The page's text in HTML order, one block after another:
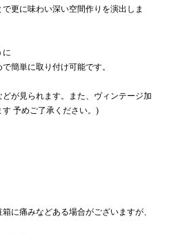
更に味わい深い空間作りを演出しま
に
簡単に取り付け可能です。
どが見られます。また、ヴィンテージ加
予めご了承ください。)
に痛みなどある場合がございますが、